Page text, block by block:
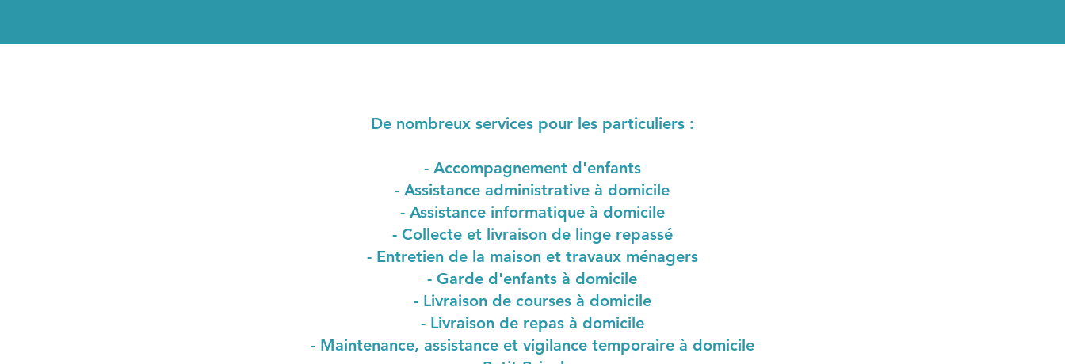
De nombreux services pour les particuliers :
- Accompagnement d'enfants
- Assistance administrative à domicile
- Assistance informatique à domicile
- Collecte et livraison de linge repassé
- Entretien de la maison et travaux ménagers
- Garde d'enfants à domicile
- Livraison de courses à domicile
- Livraison de repas à domicile
- Maintenance, assistance et vigilance temporaire à domicile